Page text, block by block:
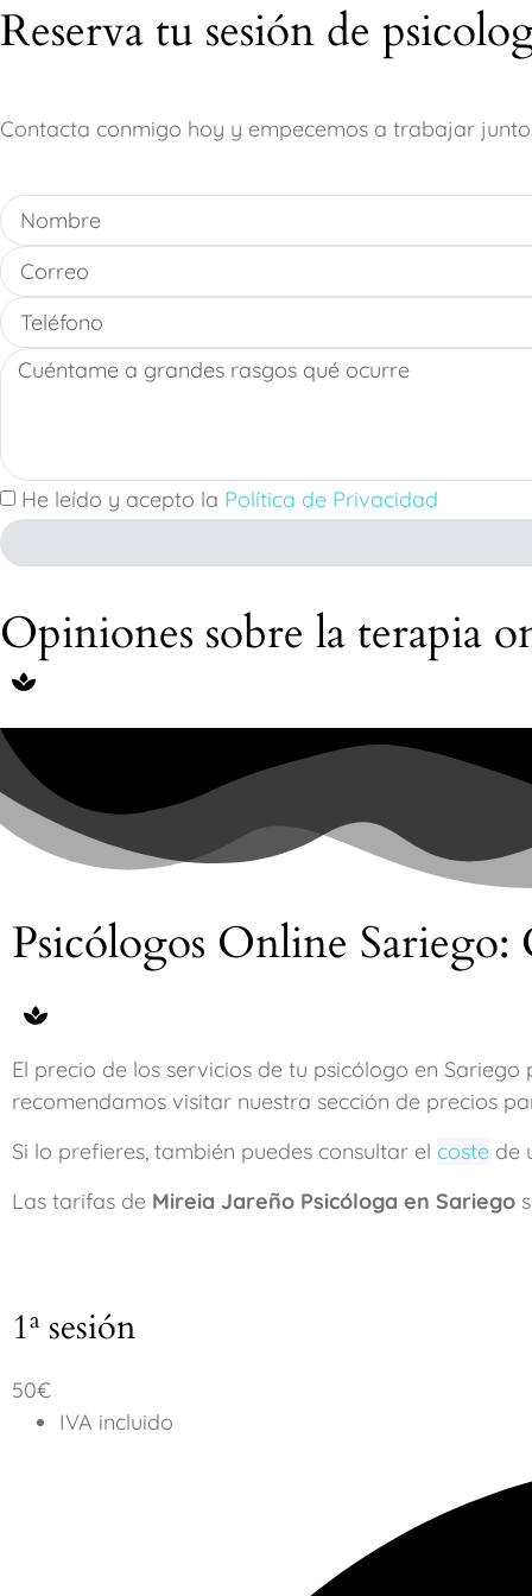
Reserva tu sesión de
Contacta conmigo hoy y empecemos a trabajar
He leído y acepto la Política de Privacidad
Opiniones sobre la terapia
Psicólogos Online Sariego:
El precio de los servicios de tu psicólogo en Sariego
recomendamos visitar nuestra sección de precios
Si lo prefieres, también puedes consultar el coste de
Las tarifas de Mireia Jareño Psicóloga en Sariego
1ª sesión
50€
IVA incluido